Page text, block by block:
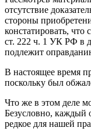
отсутствие
стороны
констатировать, что
ст. 222 ч. 1 УК РФ в
подлежит
В настоящее время
поскольку был
Что же в этом деле
Безусловно, каждый
редкое для нашей